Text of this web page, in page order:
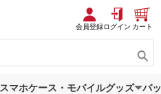
会員登録ログイン カート
スマホケース・モバイルグッズ バ